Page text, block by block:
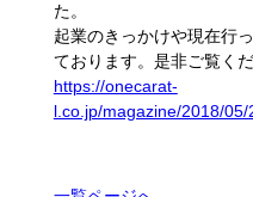
た。
起業のきっかけや現在行
ております。是非ご覧くだ
https://onecarat-
l.co.jp/magazine/2018/